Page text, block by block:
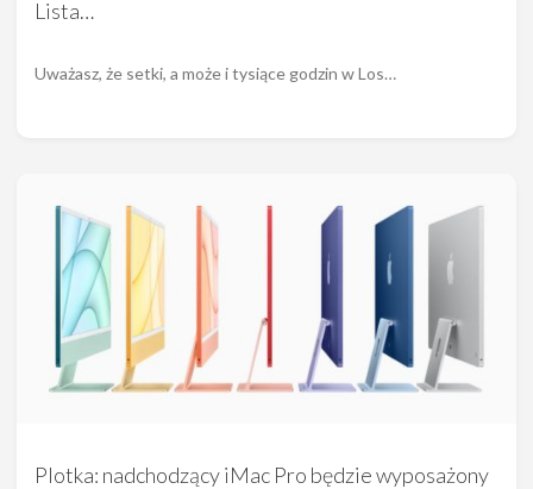
Lista…
Uważasz, że setki, a może i tysiące godzin w Los…
Plotka: nadchodzący iMac Pro będzie wyposażony